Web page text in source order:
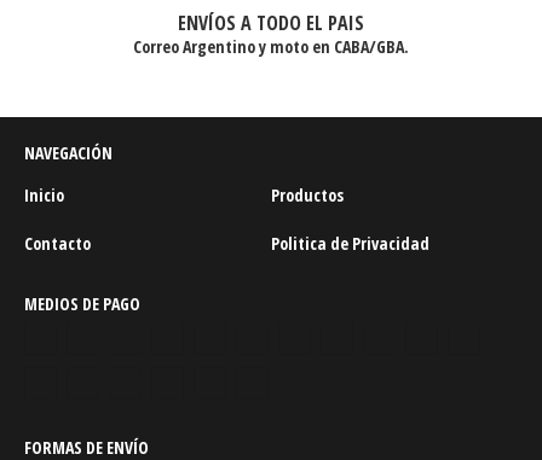
ENVÍOS A TODO EL PAIS
Correo Argentino y moto en CABA/GBA.
NAVEGACIÓN
Inicio
Productos
Contacto Politica de Privacidad
MEDIOS DE PAGO
FORMAS DE ENVÍO